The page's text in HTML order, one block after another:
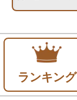
ランキング